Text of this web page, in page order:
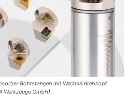
Bohrstangen mit Wechseldrehkopf
Werkzeuge GmbH)